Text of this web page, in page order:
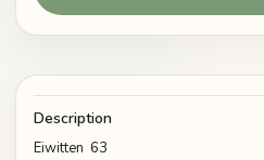
Description
Eiwitten 63